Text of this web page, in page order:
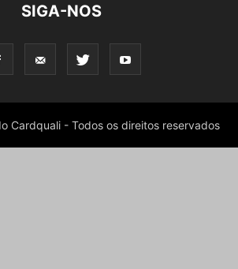
SIGA-NOS
Cardquali - Todos os direitos reservados